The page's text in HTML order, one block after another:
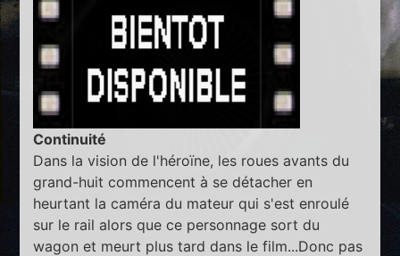
Continuité
Dans la vision de l'héroïne, les roues avants du
grand-huit commencent à se détacher en
heurtant la caméra du mateur qui s'est enroulé
sur le rail alors que ce personnage sort du
wagon et meurt plus tard dans le film...Donc pas